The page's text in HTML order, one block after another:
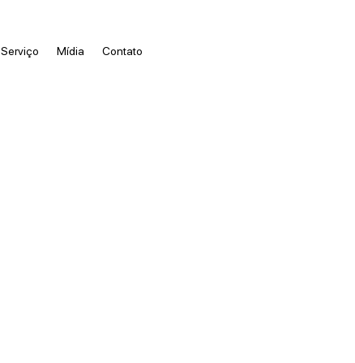
Serviço Mídia Contato